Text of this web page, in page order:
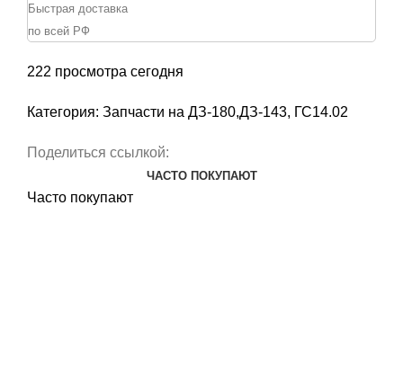
Быстрая доставка
по всей РФ
222 просмотра сегодня
Категория: Запчасти на ДЗ-180,ДЗ-143, ГС14.02
Поделиться ссылкой:
ЧАСТО ПОКУПАЮТ
Часто покупают